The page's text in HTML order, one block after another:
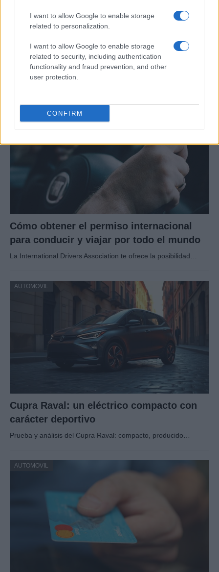
I want to allow Google to enable storage
related to personalization.
I want to allow Google to enable storage
related to security, including authentication
functionality and fraud prevention, and other
user protection.
CONFIRM
Las 100 mujeres que están transformando
la industria automotriz en 2025
Un vistazo a las mujeres que marcan la…
AUTOMOVIL
Cómo obtener el permiso internacional
para conducir y viajar por todo el mundo
La International Drivers Association te ofrece la posibilidad…
AUTOMOVIL
Cupra Raval: un eléctrico compacto con
carácter deportivo
Prueba y análisis del Cupra Raval: compacto, producido…
AUTOMOVIL